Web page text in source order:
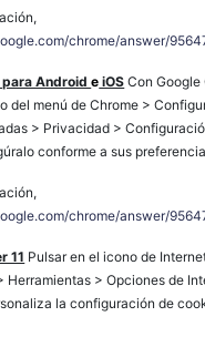
chrome/answer/
para Androide iOS Con Google
del menú de Chrome >
> Privacidad >
conforme a sus
chrome/answer/
11 Pulsar en el icono de
Herramientas > Opciones de
la configuración de